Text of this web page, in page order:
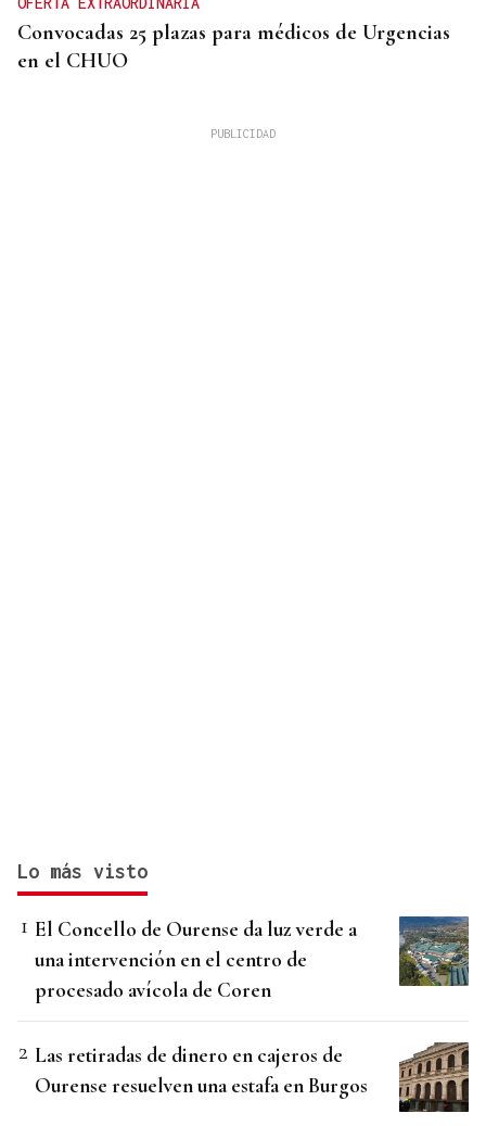
Convocadas 25 plazas para médicos de Urgencias
en el CHUO
Lo más visto
El Concello de Ourense da luz verde a
una intervención en el centro de
procesado avícola de Coren
Las retiradas de dinero en cajeros de
Ourense resuelven una estafa en Burgos